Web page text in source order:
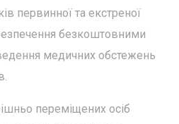
первинної та екстреної
безкоштовними
медичних обстежень
переміщених осіб